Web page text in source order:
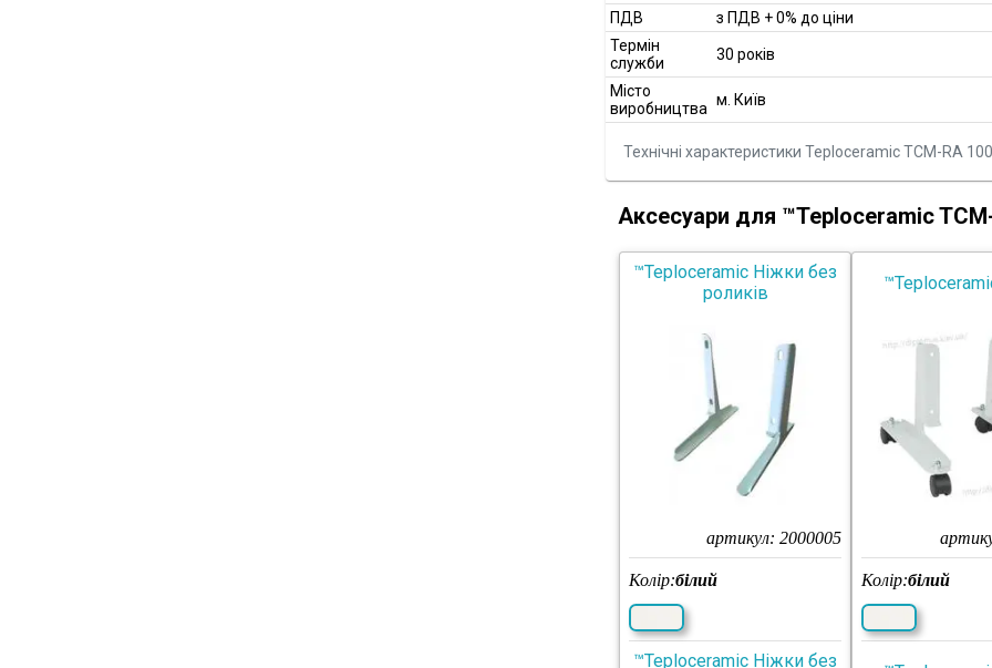
Технічні характеристики Teploceramic TCM-RA
ПДВ
з ПДВ + 0% до ціни
Термін
служби
30 років
Місто
виробництва м. Київ
Аксесуари для ™Teploceramic
™Teploceramic Ніжки без
роликів
артикул:2000005
Колір:білий
™Teploceramic Ніжки без
Колір:білий